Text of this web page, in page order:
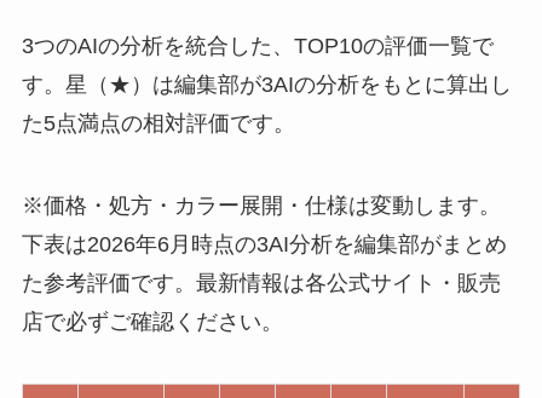
3つのAIの分析を統合した、TOP10の評価一覧で
す。星（★）は編集部が3AIの分析をもとに算出し
た5点満点の相対評価です。
※価格・処方・カラー展開・仕様は変動します。
下表は2026年6月時点の3AI分析を編集部がまとめ
た参考評価です。最新情報は各公式サイト・販売
店で必ずご確認ください。